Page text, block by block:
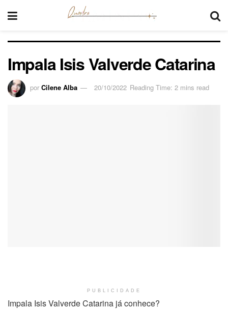
Impala Isis Valverde Catarina
por Cilene Alba 20/10/2022 Reading Time: 2 mins read
PUBLICIDADE
Impala Isis Valverde Catarina já conhece?